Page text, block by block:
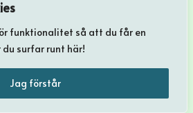
funktionalitet så att du får en
surfar runt här!
Jag förstår
ett naturbad beläget vid
Det är ett litet och
med sandstrand och